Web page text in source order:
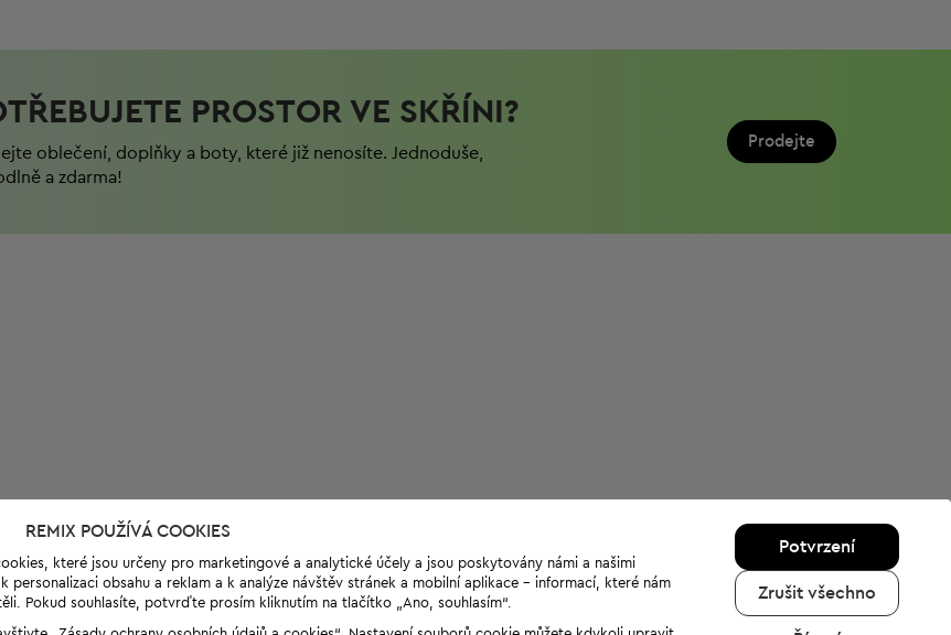
PROSTOR VE SKŘÍNI?
oblečení, doplňky a boty, které již nenosíte. Jednoduše,
a zdarma!
Prodejte
REMIX POUŽÍVÁ COOKIES
které jsou určeny pro marketingové a analytické účely a jsou poskytovány námi a našimi
obsahu a reklam a k analýze návštěv stránek a mobilní aplikace - informací, které nám
Pokud souhlasíte, potvrďte prosím kliknutím na tlačítko „Ano, souhlasím“.
Potvrzení
Zrušit všechno